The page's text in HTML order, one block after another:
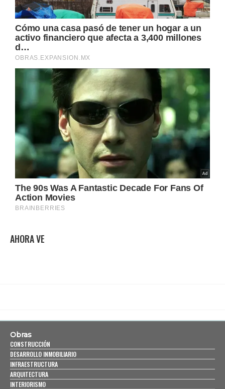
AHORA VE
Obras
CONSTRUCCIÓN
DESARROLLO INMOBILIARIO
INFRAESTRUCTURA
ARQUITECTURA
INTERIORISMO